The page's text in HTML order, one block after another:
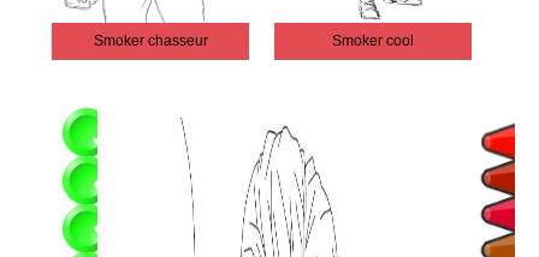
Smoker chasseur Smoker cool